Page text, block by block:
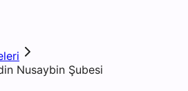
Nusaybin Şubesi